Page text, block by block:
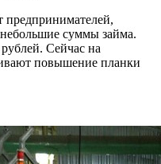
предпринимателей,
суммы займа.
Сейчас на
повышение планки